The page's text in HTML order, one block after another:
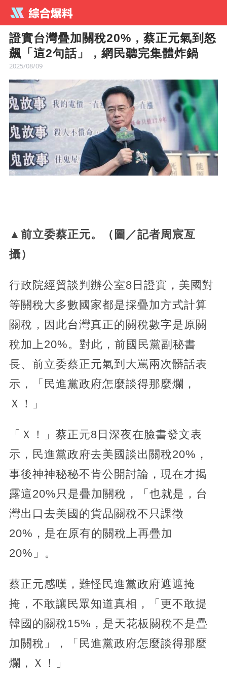
證實台灣疊加關稅20%，蔡正元氣到怒
飆「這2句話」，網民聽完集體炸鍋
2025/08/09
▲前立委蔡正元。（圖／記者周宸亙
攝）
行政院經貿談判辦公室8日證實，美國對
等關稅大多數國家都是採疊加方式計算
關稅，因此台灣真正的關稅數字是原關
稅加上20%。對此，前國民黨副秘書
長、前立委蔡正元氣到大罵兩次髒話表
示，「民進黨政府怎麼談得那麼爛，
Ｘ！」
「Ｘ！」蔡正元8日深夜在臉書發文表
示，民進黨政府去美國談出關稅20%，
事後神神秘秘不肯公開討論，現在才揭
露這20%只是疊加關稅，「也就是，台
灣出口去美國的貨品關稅不只課徵
20%，是在原有的關稅上再疊加
20%」。
蔡正元感嘆，難怪民進黨政府遮遮掩
掩，不敢讓民眾知道真相，「更不敢提
韓國的關稅15%，是天花板關稅不是疊
加關稅」，「民進黨政府怎麼談得那麼
爛，Ｘ！」